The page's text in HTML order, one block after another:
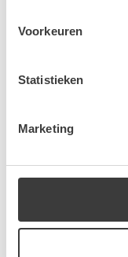
Voorkeuren
Statistieken
Marketing
een houten
27 Maart 2025